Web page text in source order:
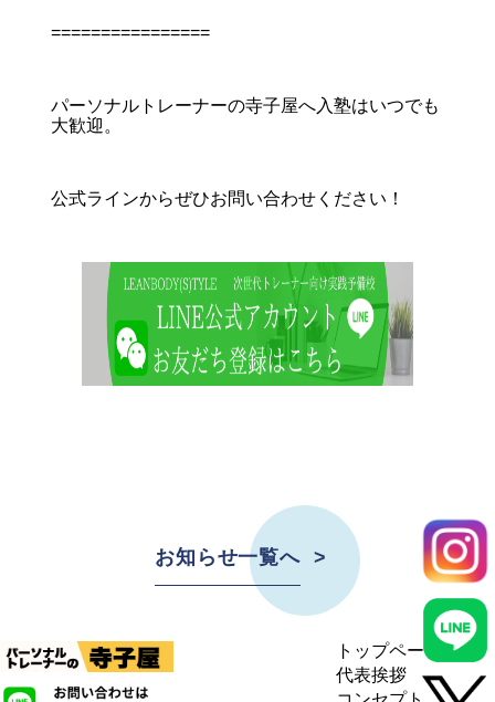
================
パーソナルトレーナーの寺子屋へ入塾はいつでも
大歓迎。
公式ラインからぜひお問い合わせください！
お知らせ一覧へ
トップページ
代表挨拶